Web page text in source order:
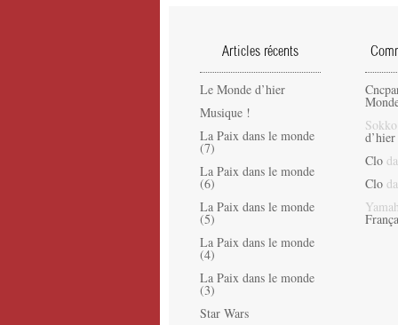
Articles récents
Le Monde d’hier
Musique !
La Paix dans le monde
(7)
La Paix dans le monde
(6)
La Paix dans le monde
(5)
La Paix dans le monde
(4)
La Paix dans le monde
(3)
Star Wars
Sokko
d’hier
Clo
Clo